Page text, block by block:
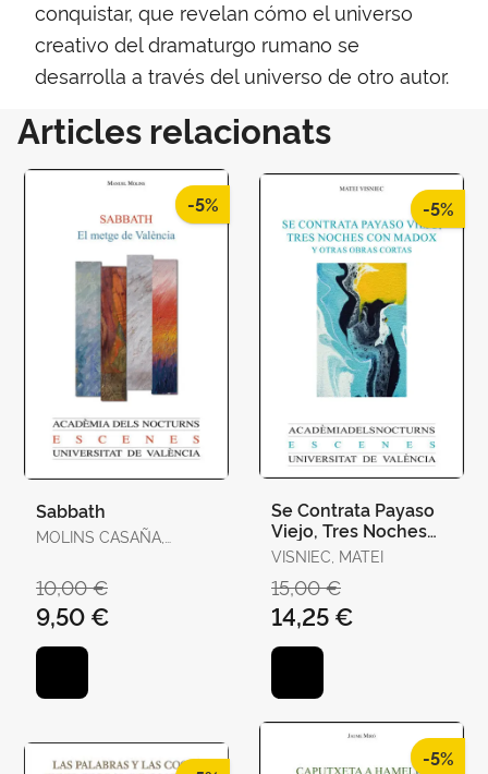
conquistar, que revelan cómo el universo
creativo del dramaturgo rumano se
desarrolla a través del universo de otro autor.
Articles relacionats
-5%
Sabbath
MOLINS CASAÑA,
10,00 €
9,50 €
-5%
Se Contrata Payaso
Viejo, Tres Noches
con Madox y Otras
Obras Cortas
VISNIEC, MATEI
15,00 €
14,25 €
-5%